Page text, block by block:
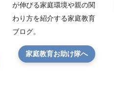
が伸びる家庭環境や親の関
わり方を紹介する家庭教育
ブログ。
家庭教育お助け隊へ